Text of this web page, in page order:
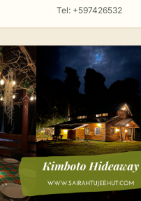
Tel: +597426532